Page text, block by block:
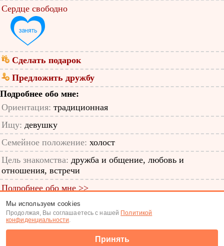
Сердце свободно
Сделать подарок
Предложить дружбу
Подробнее обо мне:
Ориентация: традиционная
Ищу: девушку
Семейное положение: холост
Цель знакомства: дружба и общение, любовь и
отношения, встречи
Подробнее обо мне >>
ID анкеты: 13077639
Знакомства|Поиск анкет
Мы используем cookies
Продолжая, Вы соглашаетесь с нашей Политикой
конфиденциальности.
Принять